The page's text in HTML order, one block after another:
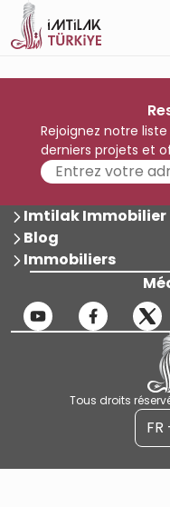
Rejoignez notre
derniers projets et
Imtilak Immobilier
Blog
Immobiliers
Tous droits